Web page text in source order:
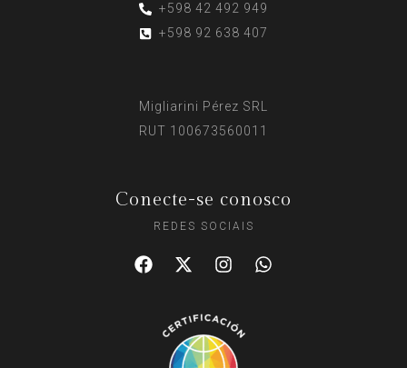
+598 42 492 949
+598 92 638 407
Migliarini Pérez SRL
RUT 100673560011
Conecte-se conosco
REDES SOCIAIS